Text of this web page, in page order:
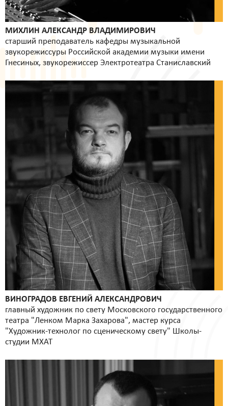
МИХЛИН АЛЕКСАНДР ВЛАДИМИРОВИЧ
старший преподаватель кафедры музыкальной
звукорежиссуры Российской академии музыки имени
Гнесиных, звукорежиссер Электротеатра Станиславский
ВИНОГРАДОВ ЕВГЕНИЙ АЛЕКСАНДРОВИЧ
главный художник по свету Московского государственного
театра "Ленком Марка Захарова", мастер курса
"Художник-технолог по сценическому свету" Школы-
студии МХАТ